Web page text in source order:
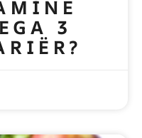
3